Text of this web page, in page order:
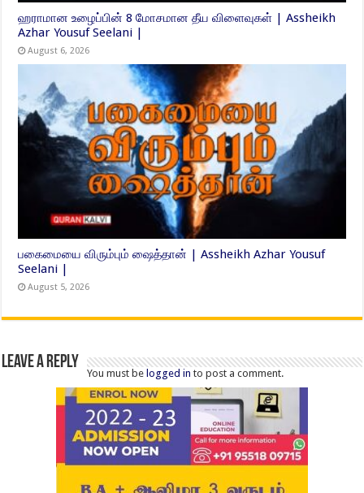
ஹராமான உழைப்பின் 8 மோசமான தீய விளைவுகள் | Assheikh
Azhar Yousuf Seelani |
August 6, 2026
பகைமையை விரும்பும் ஷைத்தான் | Assheikh Azhar Yousuf
Seelani |
August 5, 2026
Leave a Reply
You must belogged in to post a comment.